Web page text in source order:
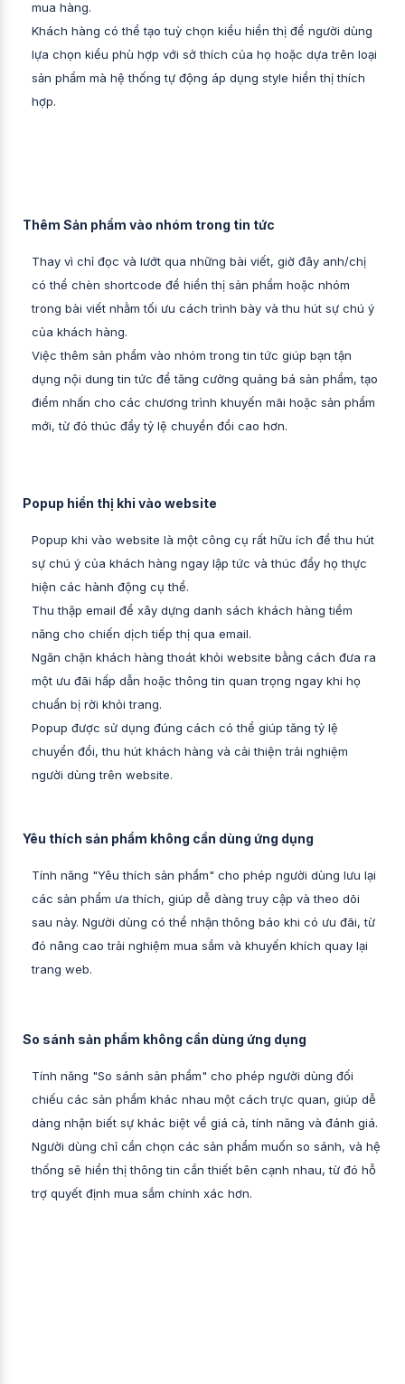
mua hàng.
Khách hàng có thể tạo tuỳ chọn kiểu hiển thị để người dùng
lựa chọn kiểu phù hợp với sở thích của họ hoặc dựa trên loại
sản phẩm mà hệ thống tự động áp dụng style hiển thị thích
hợp.
Thêm Sản phẩm vào nhóm trong tin tức
Thay vì chỉ đọc và lướt qua những bài viết, giờ đây anh/chị
có thể chèn shortcode để hiển thị sản phẩm hoặc nhóm
trong bài viết nhằm tối ưu cách trình bày và thu hút sự chú ý
của khách hàng.
Việc thêm sản phẩm vào nhóm trong tin tức giúp bạn tận
dụng nội dung tin tức để tăng cường quảng bá sản phẩm, tạo
điểm nhấn cho các chương trình khuyến mãi hoặc sản phẩm
mới, từ đó thúc đẩy tỷ lệ chuyển đổi cao hơn.
Popup hiển thị khi vào website
Popup khi vào website là một công cụ rất hữu ích để thu hút
sự chú ý của khách hàng ngay lập tức và thúc đẩy họ thực
hiện các hành động cụ thể.
Thu thập email để xây dựng danh sách khách hàng tiềm
năng cho chiến dịch tiếp thị qua email.
Ngăn chặn khách hàng thoát khỏi website bằng cách đưa ra
một ưu đãi hấp dẫn hoặc thông tin quan trọng ngay khi họ
chuẩn bị rời khỏi trang.
Popup được sử dụng đúng cách có thể giúp tăng tỷ lệ
chuyển đổi, thu hút khách hàng và cải thiện trải nghiệm
người dùng trên website.
Yêu thích sản phẩm không cần dùng ứng dụng
Tính năng "Yêu thích sản phẩm" cho phép người dùng lưu lại
các sản phẩm ưa thích, giúp dễ dàng truy cập và theo dõi
sau này. Người dùng có thể nhận thông báo khi có ưu đãi, từ
đó nâng cao trải nghiệm mua sắm và khuyến khích quay lại
trang web.
So sánh sản phẩm không cần dùng ứng dụng
Tính năng "So sánh sản phẩm" cho phép người dùng đối
chiếu các sản phẩm khác nhau một cách trực quan, giúp dễ
dàng nhận biết sự khác biệt về giá cả, tính năng và đánh giá.
Người dùng chỉ cần chọn các sản phẩm muốn so sánh, và hệ
thống sẽ hiển thị thông tin cần thiết bên cạnh nhau, từ đó hỗ
trợ quyết định mua sắm chính xác hơn.